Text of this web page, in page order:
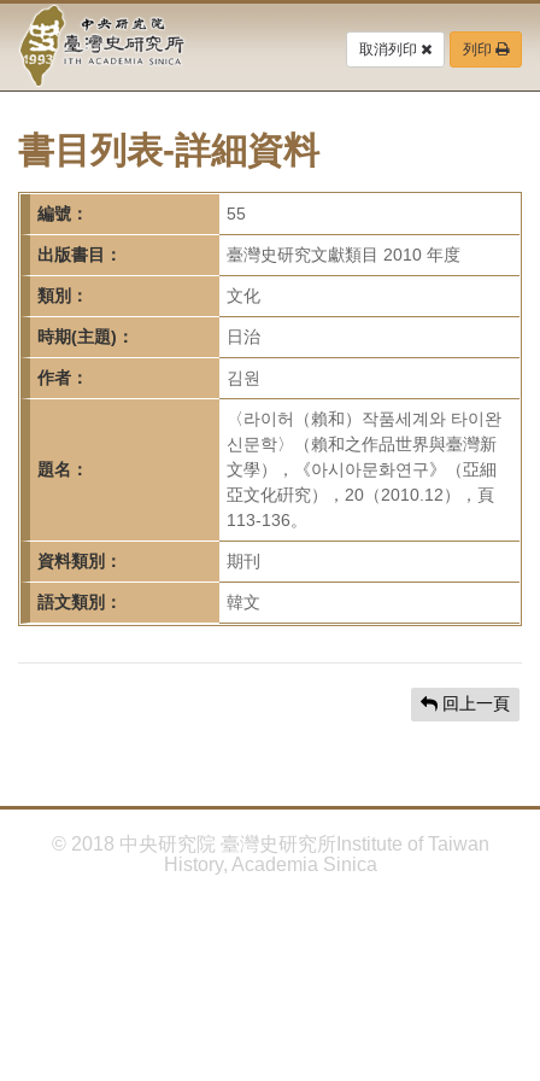
要
中
央
研
究
院-
臺
灣
史
研
究
首
頁
取消列印 列印
書目列表-詳細資料
編號： 55
出版書目： 臺灣史研究文獻類目 2010 年度
類別： 文化
時期(主題)： 日治
作者： 김원
題名：
〈라이허（賴和）작품세계와 타이완
신문학〉（賴和之作品世界與臺灣新
文學），《아시아문화연구》（亞細
亞文化硏究），20（2010.12），頁
113-136。
資料類別： 期刊
語文類別： 韓文
回上一頁
© 2018 中央研究院 臺灣史研究所Institute of Taiwan
History, Academia Sinica